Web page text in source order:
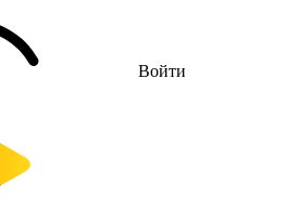
Войти